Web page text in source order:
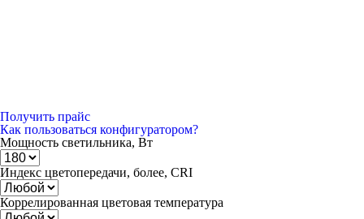
Получить прайс
Как пользоваться конфигуратором?
Мощность светильника, Вт
Индекс цветопередачи, более, CRI
Коррелированная цветовая температура